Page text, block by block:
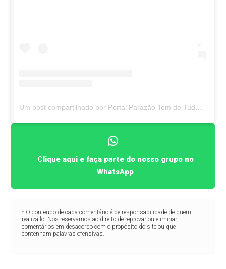
Um post compartilhado por Portal Parazão Tem de Tudo (@parazaotemdtudo)
Clique aqui e faça parte do nosso grupo no
WhatsApp
* O conteúdo de cada comentário é de responsabilidade de quem
realizá-lo. Nos reservamos ao direito de reprovar ou eliminar
comentários em desacordo com o propósito do site ou que
contenham palavras ofensivas.